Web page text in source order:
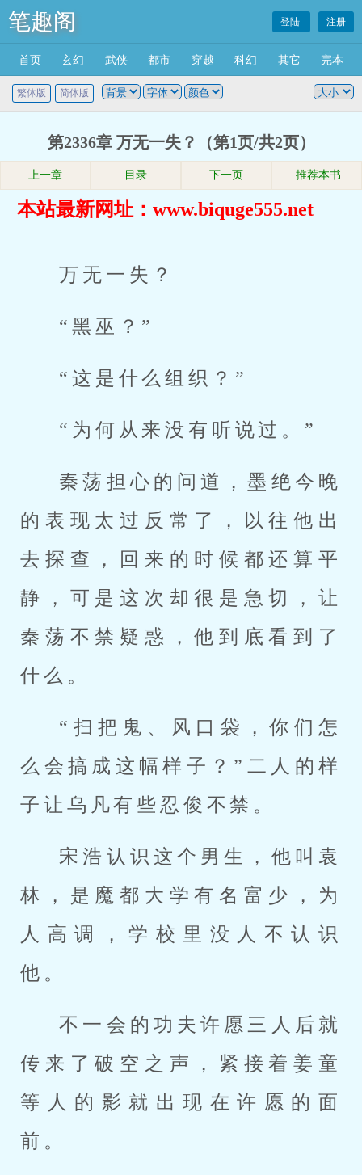
笔趣阁 登陆 注册
首页 玄幻 武侠 都市 穿越 科幻 其它 完本
繁体版 简体版
第2336章 万无一失？（第1页/共2页）
上一章 目录 下一页 推荐本书
本站最新网址：www.biquge555.net
万无一失？
“黑巫？”
“这是什么组织？”
“为何从来没有听说过。”
秦荡担心的问道，墨绝今晚
的表现太过反常了，以往他出
去探查，回来的时候都还算平
静，可是这次却很是急切，让
秦荡不禁疑惑，他到底看到了
什么。
“扫把鬼、风口袋，你们怎
么会搞成这幅样子？”二人的样
子让乌凡有些忍俊不禁。
宋浩认识这个男生，他叫袁
林，是魔都大学有名富少，为
人高调，学校里没人不认识
他。
不一会的功夫许愿三人后就
传来了破空之声，紧接着姜童
等人的影就出现在许愿的面
前。